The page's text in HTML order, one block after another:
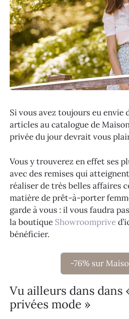
Si vous avez toujours eu envie
articles au catalogue de
privée du jour devrait vous
Vous y trouverez en effet ses
avec des remises qui
réaliser de très belles affaires
matière de prêt-à-porter
garde à vous : il vous faudra
la boutique Showroomprive
bénéficier.
-76% sur
Vu ailleurs dans dans
privées mode »